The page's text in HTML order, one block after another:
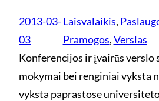
2013-03-
03
Laisvalaikis,
Pramogos, Verslas
Konferencijos ir įvairūs verslo
mokymai bei renginiai vyksta
vyksta paprastose